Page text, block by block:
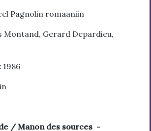
Pagnolin romaaniin
Montand, Gerard Depardieu,
1986
/ Manon des sources -